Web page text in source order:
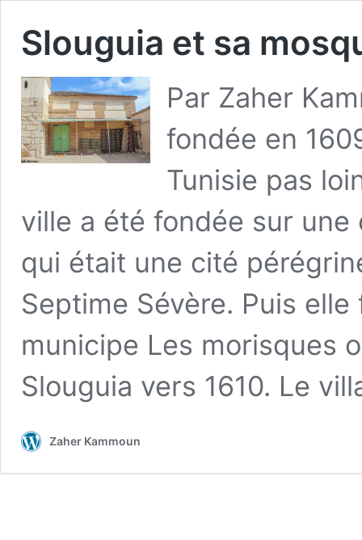
Slouguia et sa
Par Zaher
fondée en
Tunisie pas
ville a été fondée sur
qui était une cité
Septime Sévère. Puis
municipe Les morisques
Slouguia vers 1610. Le
Zaher Kammoun